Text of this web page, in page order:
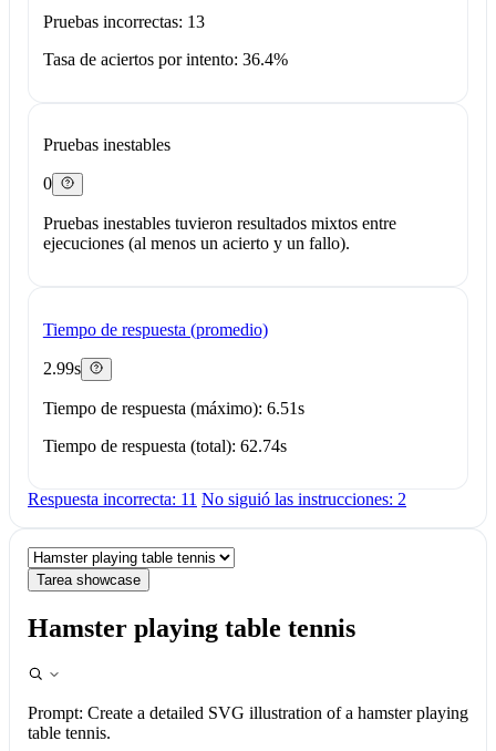
Pruebas incorrectas: 13
Tasa de aciertos por intento: 36.4%
Pruebas inestables
0
Pruebas inestables tuvieron resultados mixtos entre
ejecuciones (al menos un acierto y un fallo).
Tiempo de respuesta (promedio)
2.99s
Tiempo de respuesta (máximo): 6.51s
Tiempo de respuesta (total): 62.74s
Respuesta incorrecta: 11 No siguió las instrucciones: 2
Tarea showcase
Hamster playing table tennis
Prompt: Create a detailed SVG illustration of a hamster playing
table tennis.